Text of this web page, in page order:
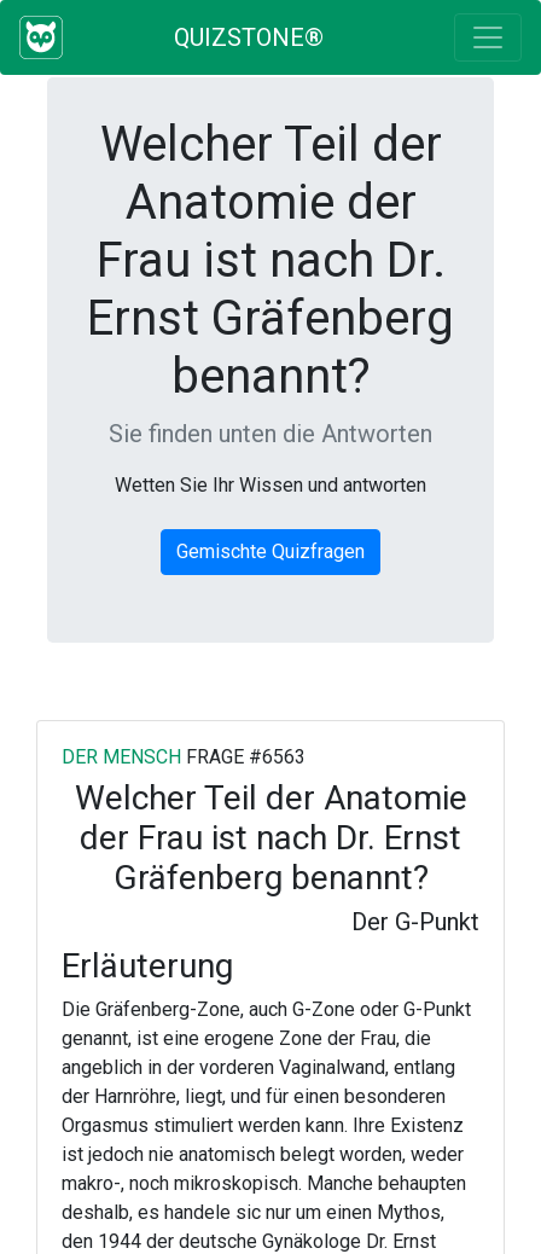
QUIZSTONE®
Welcher Teil der
Anatomie der
Frau ist nach Dr.
Ernst Gräfenberg
benannt?
Sie finden unten die Antworten
Wetten Sie Ihr Wissen und antworten
Gemischte Quizfragen
DER MENSCH FRAGE #6563
Welcher Teil der Anatomie
der Frau ist nach Dr. Ernst
Gräfenberg benannt?
Der G-Punkt
Erläuterung
Die Gräfenberg-Zone, auch G-Zone oder G-Punkt
genannt, ist eine erogene Zone der Frau, die
angeblich in der vorderen Vaginalwand, entlang
der Harnröhre, liegt, und für einen besonderen
Orgasmus stimuliert werden kann. Ihre Existenz
ist jedoch nie anatomisch belegt worden, weder
makro-, noch mikroskopisch. Manche behaupten
deshalb, es handele sic nur um einen Mythos,
den 1944 der deutsche Gynäkologe Dr. Ernst